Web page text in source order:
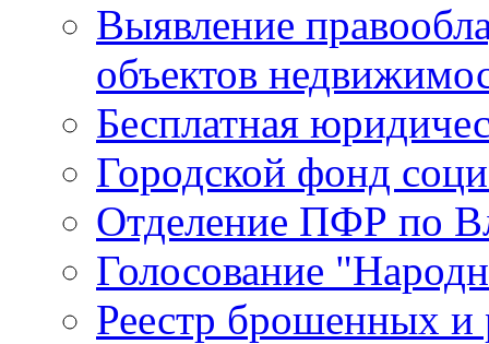
Выявление
объектов
Бесплатная
Городской фонд
Отделение ПФР по
Голосование
Реестр брошенных и